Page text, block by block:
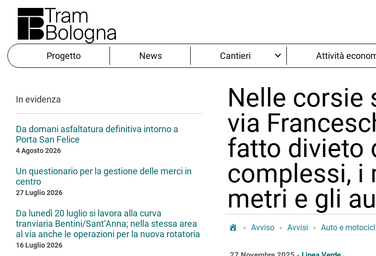
Progetto News Cantieri Attività
In evidenza
Da domani asfaltatura definitiva intorno a
Porta San Felice
4 Agosto 2026
Un questionario per la gestione delle merci in
centro
27 Luglio 2026
Da lunedì 20 luglio si lavora alla curva
tranviaria Bentini/Sant’Anna; nella stessa area
al via anche le operazioni per la nuova rotatoria
16 Luglio 2026
Nelle corsie
via
fatto divieto
complessi, i
metri e gli
Tram Bologna
» Avviso » Avvisi » Auto e